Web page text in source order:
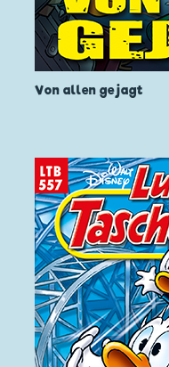
Von allen gejagt